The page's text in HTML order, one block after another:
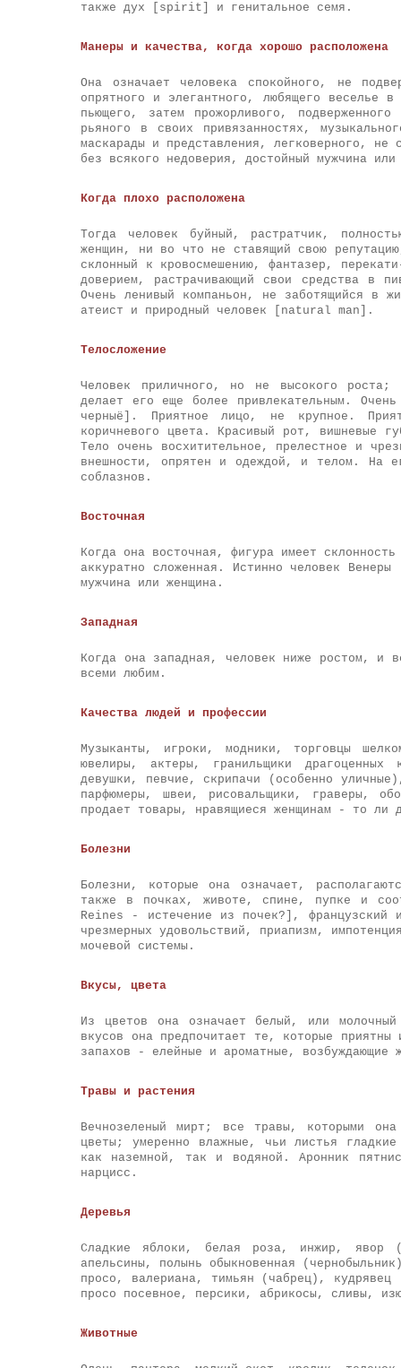
также дух [spirit] и генитальное семя.
Манеры и качества, когда хорошо расположена
Она означает человека спокойного, не
опрятного и элегантного, любящего веселье
пьющего, затем прожорливого,
рьяного в своих привязанностях,
маскарады и представления, легковерного,
без всякого недоверия, достойный мужчина
Когда плохо расположена
Тогда человек буйный, растратчик,
женщин, ни во что не ставящий свою
склонный к кровосмешению, фантазер,
доверием, растрачивающий свои средства в
Очень ленивый компаньон, не заботящийся в
атеист и природный человек [natural man].
Телосложение
Человек приличного, но не высокого
делает его еще более привлекательным.
черныё]. Приятное лицо, не крупное.
коричневого цвета. Красивый рот, вишневые
Тело очень восхитительное, прелестное и
внешности, опрятен и одеждой, и телом. На
соблазнов.
Восточная
Когда она восточная, фигура имеет
аккуратно сложенная. Истинно человек
мужчина или женщина.
Западная
Когда она западная, человек ниже ростом, и
всеми любим.
Качества людей и профессии
Музыканты, игроки, модники, торговцы
ювелиры, актеры, гранильщики
девушки, певчие, скрипачи (особенно
парфюмеры, швеи, рисовальщики, граверы,
продает товары, нравящиеся женщинам - то
Болезни
Болезни, которые она означает,
также в почках, животе, спине, пупке и
Reines - истечение из почек?], французский
чрезмерных удовольствий, приапизм,
мочевой системы.
Вкусы, цвета
Из цветов она означает белый, или
вкусов она предпочитает те, которые
запахов - елейные и ароматные, возбуждающие
Травы и растения
Вечнозеленый мирт; все травы, которыми
цветы; умеренно влажные, чьи листья
как наземной, так и водяной. Аронник
нарцисс.
Деревья
Сладкие яблоки, белая роза, инжир, явор
апельсины, полынь обыкновенная
просо, валериана, тимьян (чабрец),
просо посевное, персики, абрикосы, сливы,
Животные